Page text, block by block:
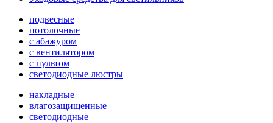
подвесные
потолочные
с абажуром
с вентилятором
с пультом
светодиодные люстры
накладные
влагозащищенные
светодиодные